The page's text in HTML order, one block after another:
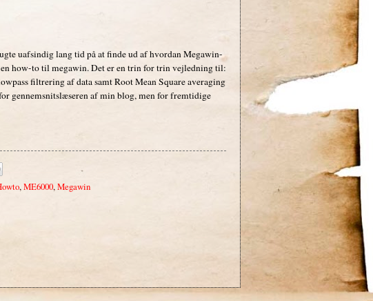
uafsindig lang tid på at finde ud af hvordan Megawin-
how-to til megawin. Det er en trin for trin vejledning til:
filtrering af data samt Root Mean Square averaging
gennemsnitslæseren af min blog, men for fremtidige
,ME6000,Megawin